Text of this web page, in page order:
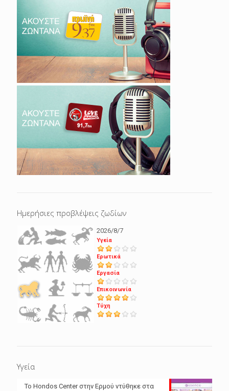
Ημερήσιες προβλέψεις ζωδίων
2026/8/7
Υγεία
Ερωτικά
Εργασία
Επικοινωνία
Τύχη
Υγεία
Το Hondos Center στην Ερμού ντύθηκε στα